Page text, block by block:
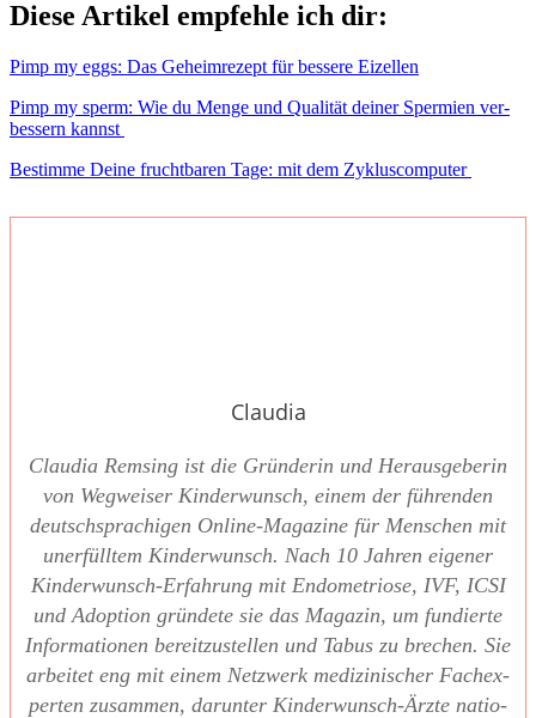
Die­se Arti­kel emp­feh­le ich dir:
Pimp my eggs: Das Geheim­re­zept für bes­se­re Eizel­len
Pimp my sperm: Wie du Men­ge und Qua­li­tät dei­ner Sper­mi­en ver­
bes­sern kannst
Bestim­me Dei­ne frucht­ba­ren Tage: mit dem Zyklus­com­pu­ter
Claudia
Clau­dia Rem­sing ist die Grün­de­rin und Her­aus­ge­be­rin
von Weg­wei­ser Kin­der­wunsch, einem der füh­ren­den
deutsch­spra­chi­gen Online-Maga­zi­ne für Men­schen mit
uner­füll­tem Kin­der­wunsch. Nach 10 Jah­ren eige­ner
Kin­der­wunsch-Erfah­rung mit Endo­me­trio­se, IVF, ICSI
und Adop­ti­on grün­de­te sie das Maga­zin, um fun­dier­te
Infor­ma­tio­nen bereit­zu­stel­len und Tabus zu bre­chen. Sie
arbei­tet eng mit einem Netz­werk medi­zi­ni­scher Fach­ex­
per­ten zusam­men, dar­un­ter Kin­der­wunsch-Ärz­te natio­